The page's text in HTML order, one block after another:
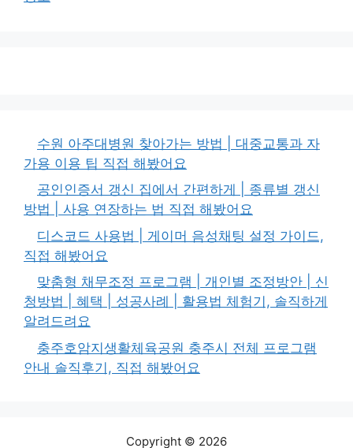
수원 아주대병원 찾아가는 방법 | 대중교통과 자
가용 이용 팁 직접 해봤어요
공인인증서 갱신 집에서 간편하게 | 종류별 갱신
방법 | 사용 연장하는 법 직접 해봤어요
디스코드 사용법 | 게이머 음성채팅 설정 가이드,
직접 해봤어요
맞춤형 채무조정 프로그램 | 개인별 조정방안 | 신
청방법 | 혜택 | 성공사례 | 활용법 체험기, 솔직하게
알려드려요
충주호암지생활체육공원 충주시 전체 프로그램
안내 솔직후기, 직접 해봤어요
Copyright © 2026